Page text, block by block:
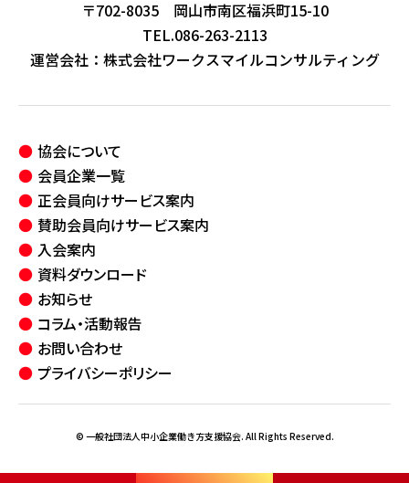
〒702-8035 岡山市南区福浜町15-10
TEL.086-263-2113
運営会社： 株式会社ワークスマイルコンサルティング
協会について
会員企業一覧
正会員向けサービス案内
賛助会員向けサービス案内
入会案内
資料ダウンロード
お知らせ
コラム・活動報告
お問い合わせ
プライバシーポリシー
© 一般社団法人中小企業働き方支援協会. All Rights Reserved.